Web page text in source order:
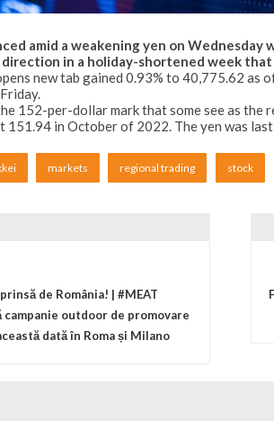
amid a weakening yen on
in a holiday-shortened week that
new tab gained 0.93% to 40,775.62
152-per-dollar mark that some see as
151.94 in October of 2022. The yen was
markets regional trading stock
de România! | #MEAT
campanie outdoor de promovare
dată în Roma și Milano